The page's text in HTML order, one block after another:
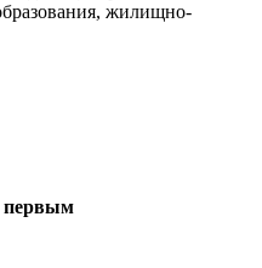
жилищно-
первым